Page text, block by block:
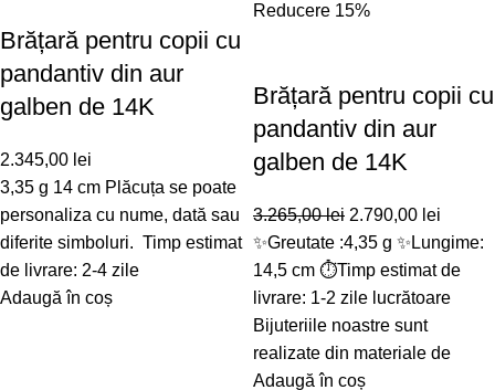
Brățară pentru copii cu
pandantiv din aur
galben de 14K
2.345,00 lei
3,35 g 14 cm Plăcuța se poate
personaliza cu nume, dată sau
diferite simboluri. Timp estimat
de livrare: 2-4 zile
Adaugă în coș
Reducere 15%
Brățară pentru copii cu
pandantiv din aur
galben de 14K
3.265,00lei 2.790,00 lei
✨Greutate :4,35 g ✨Lungime:
14,5 cm ⏱️Timp estimat de
livrare: 1-2 zile lucrătoare
Bijuteriile noastre sunt
realizate din materiale de
Adaugă în coș